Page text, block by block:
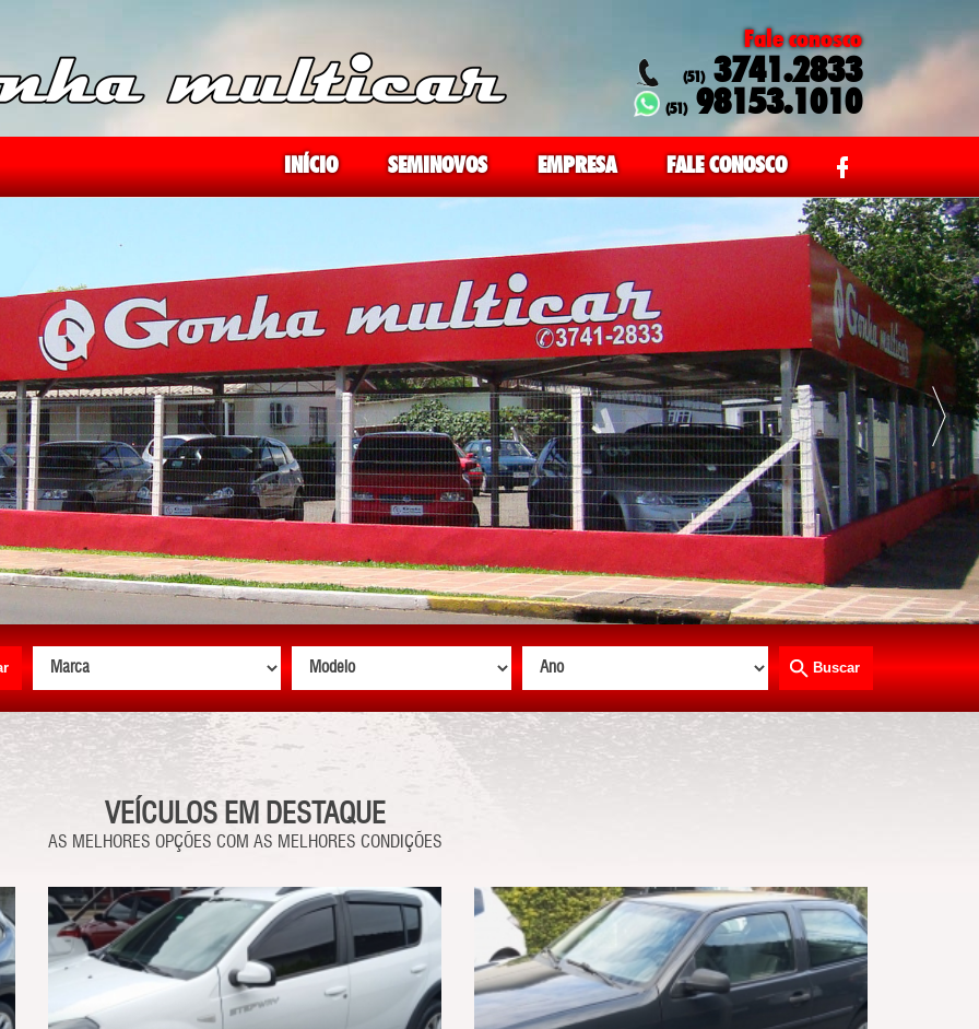
Fale conosco
(51)3741.2833
(51)98153.1010
INÍCIO SEMINOVOS EMPRESA FALE CONOSCO
Buscar
VEÍCULOS EM DESTAQUE
AS MELHORES OPÇÕES COM AS MELHORES CONDIÇÕES